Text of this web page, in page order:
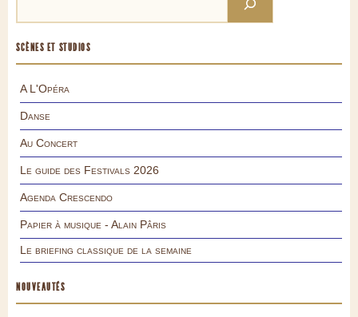
SCÈNES ET STUDIOS
A L'Opéra
Danse
Au Concert
Le guide des Festivals 2026
Agenda Crescendo
Papier à musique - Alain Pâris
Le briefing classique de la semaine
NOUVEAUTÉS